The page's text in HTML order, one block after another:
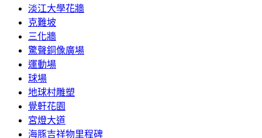
淡江大學花牆
克難坡
三化牆
驚聲銅像廣場
運動場
球場
地球村雕塑
覺軒花園
宮燈大道
海豚吉祥物里程碑